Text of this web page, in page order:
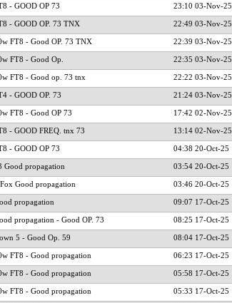
- GOOD OP 73 23:10 03-Nov-25
- GOOD OP. 73 TNX 22:49 03-Nov-25
FT8 - Good OP. 73 TNX 22:39 03-Nov-25
FT8 - Good Op. 22:35 03-Nov-25
FT8 - Good op. 73 tnx 22:22 03-Nov-25
- GOOD OP. 73 21:24 03-Nov-25
FT8 - Good OP 73 17:42 02-Nov-25
- GOOD FREQ. tnx 73 13:14 02-Nov-25
- GOOD OP 73 04:38 20-Oct-25
Good propagation 03:54 20-Oct-25
Good propagation 03:46 20-Oct-25
propagation 09:07 17-Oct-25
propagation - Good OP. 73 08:25 17-Oct-25
5 - Good Op. 59 08:04 17-Oct-25
FT8 - Good propagation 06:23 17-Oct-25
FT8 - Good propagation 05:58 17-Oct-25
FT8 - Good propagation 05:33 17-Oct-25